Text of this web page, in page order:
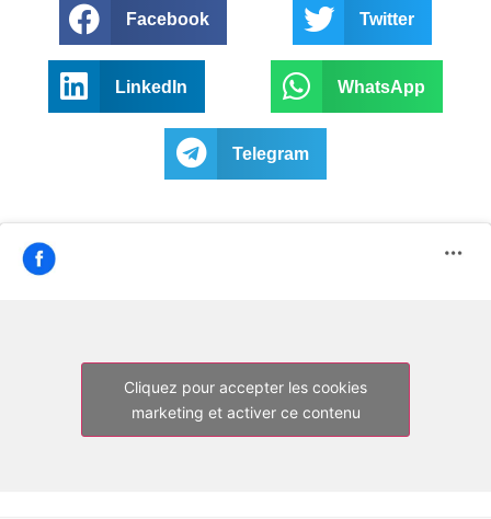
Facebook Twitter
LinkedIn WhatsApp
Telegram
Cliquez pour accepter les cookies
marketing et activer ce contenu